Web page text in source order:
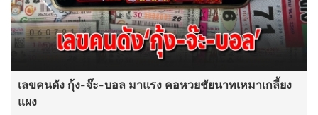
เลขคนดัง กุ้ง-จ๊ะ-บอล มาแรง คอหวยชัยนาทเหมาเกลี้ยง
แผง